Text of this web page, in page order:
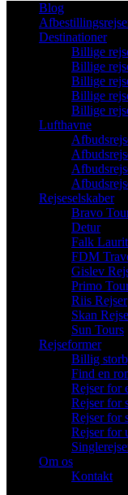
Blog
Destinationer
Billige
Billige
Billige
Billige
Billige
Lufthavne
Rejseselskaber
Bravo
Detur
Falk
FDM
Gislev
Primo
Riis Rejser
Skan
Sun Tours
Rejseformer
Billig
Find en
Rejser for
Rejser for
Rejser for
Rejser for
Om os
Kontakt